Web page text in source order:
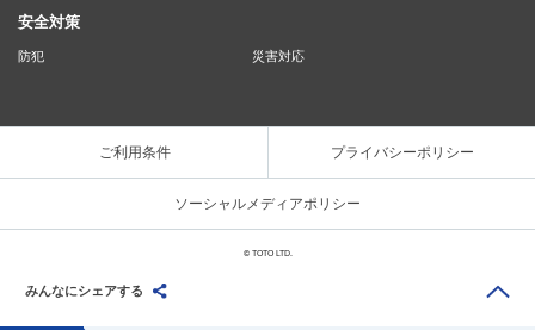
安全対策
防犯 災害対応
ご利用条件 プライバシーポリシー
ソーシャルメディアポリシー
みんなにシェアする
© TOTO LTD.